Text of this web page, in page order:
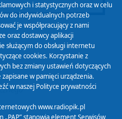
i statystycznych oraz w celu
do indywidualnych potrzeb
je współpracujący z nami
oraz dostawcy aplikacji
służącym do obsługi internetu
cookies. Korzystanie z
bez zmiany ustawień dotyczących
w pamięci urządzenia.
w naszej Polityce prywatności
www.radiopik.pl
„PAP” stanowią element Serwisów